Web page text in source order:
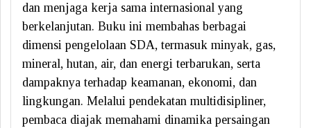
dan menjaga kerja sama internasional yang
berkelanjutan. Buku ini membahas berbagai
dimensi pengelolaan SDA, termasuk minyak, gas,
mineral, hutan, air, dan energi terbarukan, serta
dampaknya terhadap keamanan, ekonomi, dan
lingkungan. Melalui pendekatan multidisipliner,
pembaca diajak memahami dinamika persaingan